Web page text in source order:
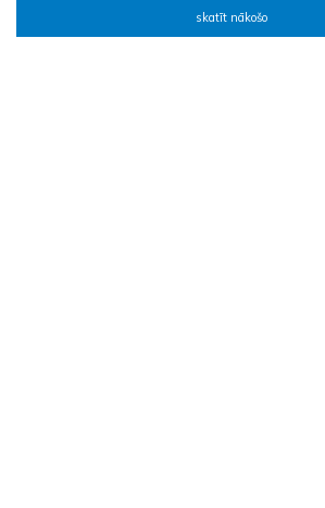
skatīt nākošo